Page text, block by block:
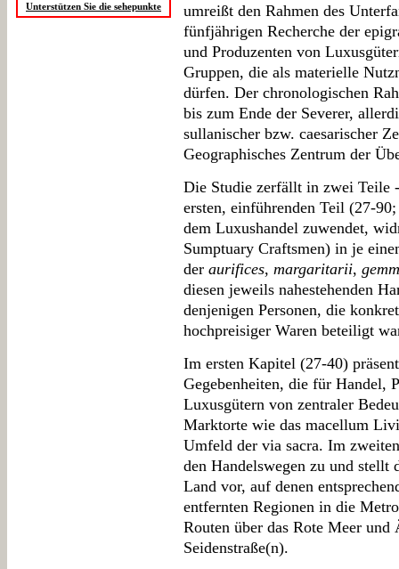
Unterstützen Sie die sehepunkte
umreißt den Rahmen des
fünfjährigen Recherche der
und Produzenten von
Gruppen, die als materielle
dürfen. Der chronologischen
bis zum Ende der Severer,
sullanischer bzw. caesarischer
Geographisches Zentrum der
Die Studie zerfällt in zwei Teile
ersten, einführenden Teil (27-
dem Luxushandel zuwendet,
Sumptuary Craftsmen) in je
der aurifices, margaritarii,
diesen jeweils nahestehenden
denjenigen Personen, die
hochpreisiger Waren beteiligt
Im ersten Kapitel (27-40)
Gegebenheiten, die für Handel,
Luxusgütern von zentraler
Marktorte wie das macellum
Umfeld der via sacra. Im
den Handelswegen zu und stellt
Land vor, auf denen
entfernten Regionen in die
Routen über das Rote Meer und
Seidenstraße(n).